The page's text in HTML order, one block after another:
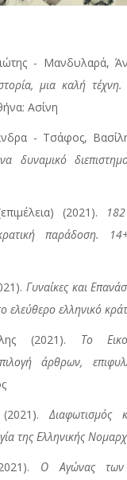
- Μανδυλαρά,
μια καλή
Ασίνη
- Τσάφος,
δυναμικό
(2021).
παράδοση.
Γυναίκες και
ελεύθερο ελληνικό
(2021). Το
άρθρων,
της Ελληνικής
Ο Αγώνας